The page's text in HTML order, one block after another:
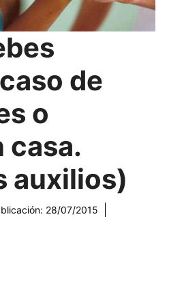
de
o
casa.
auxilios)
28/07/2015